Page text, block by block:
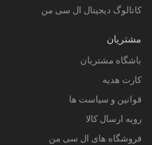
کاتالوگ دیجیتال ال سی من
مشتریان
باشگاه مشتریان
کارت هدیه
قوانین و سیاست ها
رویه ارسال کالا
فروشگاه های ال سی من